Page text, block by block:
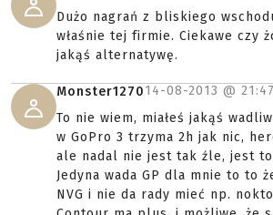
Dużo nagrań z bliskiego
właśnie tej firmie. Ciekawe czy
jakąś alternatywę.
Monster127014-08-2013 @ 21:47
To nie wiem, miałeś jakąś
w GoPro 3 trzyma 2h jak nic,
ale nadal nie jest tak źle, jest
Jedyna wada GP dla mnie to to
NVG i nie da rady mieć np.